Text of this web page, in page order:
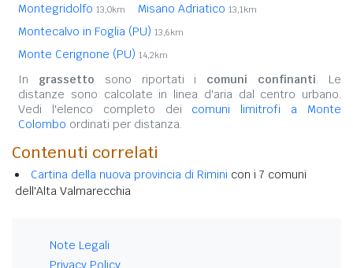
Montegridolfo 13,0km Misano Adriatico 13,1km
Montecalvo in Foglia (PU) 13,6km
Monte Cerignone (PU) 14,2km
In grassetto sono riportati i comuni confinanti. Le
distanze sono calcolate in linea d'aria dal centro urbano.
Vedi l'elenco completo dei comuni limitrofi a Monte
Colombo ordinati per distanza.
Contenuti correlati
Cartina della nuova provincia di Rimini con i 7 comuni
dell'Alta Valmarecchia
Note Legali
Privacy Policy